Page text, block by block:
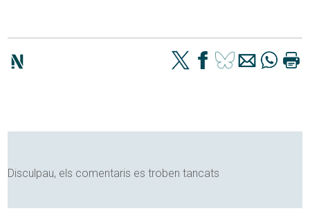
Disculpau, els comentaris es troben tancats